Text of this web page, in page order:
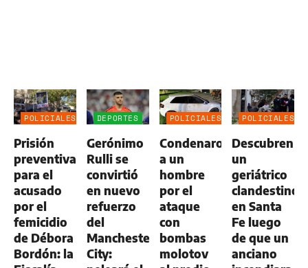
POLICIALES
Prisión
preventiva
para el
acusado
por el
femicidio
de Débora
Bordón: la
DEPORTES
Gerónimo
Rulli se
convirtió
en nuevo
refuerzo
del
Manchester
City:
POLICIALES
Condenaron
a un
hombre
por el
ataque
con
bombas
molotov
POLICIALES
Descubren
un
geriátrico
clandestino
en Santa
Fe luego
de que un
anciano